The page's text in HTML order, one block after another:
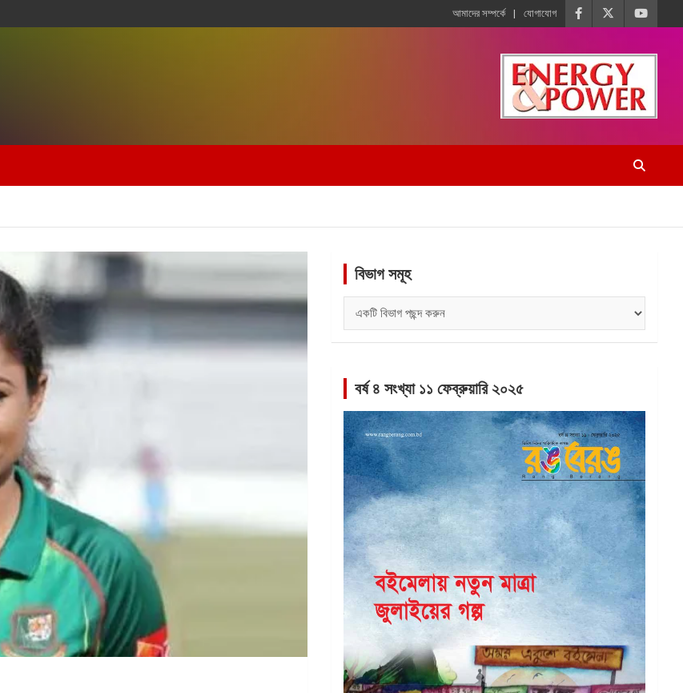
আমাদের সম্পর্কে যোগাযোগ
বিভাগ সমূহ
সমূহ
বর্ষ ৪ সংখ্যা ১১ ফেব্রুয়ারি ২০২৫